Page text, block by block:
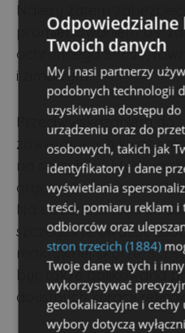
Należy zatem
promieniowaniem UV
ochronnego SPF50,
i zimowym.
Przeciwwskazaniem do
zawierających kwas
na salicylany, która
organizmu również w
Na obecność tego
szczególnie uważać
reaktywnej skórze.
być także aplikowana
doustnych kuracji
Odpowiedzialne
Twoich danych
My i nasi partnerzy
podobnych technologii
uzyskiwania dostępu
urządzeniu oraz do
osobowych, takich jak
identyfikatory i dane
wyświetlania
treści, pomiaru reklam i
odbiorców oraz
stron trzecich (1884)
Twoje dane w tych i
wykorzystywać
geolokalizacyjne i cechy
wybory dotyczą